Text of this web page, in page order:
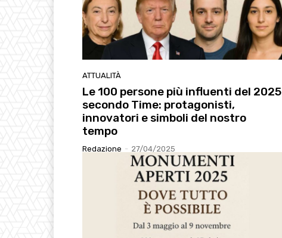
ATTUALITÀ
Le 100 persone più influenti del 2025
secondo Time: protagonisti,
innovatori e simboli del nostro
tempo
Redazione - 27/04/2025